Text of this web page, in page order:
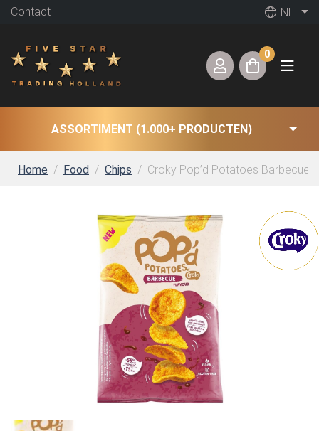
Contact NL
0
ASSORTIMENT (1.000+ PRODUCTEN)
Home Food Chips Croky Pop’d Potatoes Barbecue